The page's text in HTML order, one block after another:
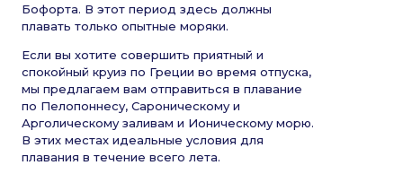
Бофорта. В этот период здесь должны
плавать только опытные моряки.
Если вы хотите совершить приятный и
спокойный круиз по Греции во время отпуска,
мы предлагаем вам отправиться в плавание
по Пелопоннесу, Сароническому и
Арголическому заливам и Ионическому морю.
В этих местах идеальные условия для
плавания в течение всего лета.